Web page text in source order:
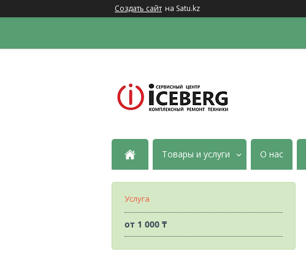
Создать сайт на Satu.kz
Товары и услуги О нас
Услуга
от 1 000 ₸